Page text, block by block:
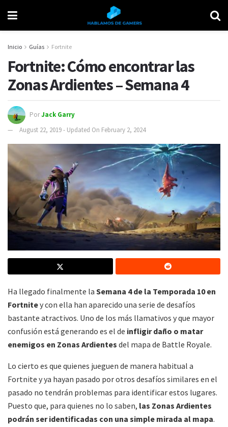
Inicio Guías Fortnite
Fortnite: Cómo encontrar las
Zonas Ardientes – Semana 4
PorJack Garry
August 22, 2019 - Updated On February 2, 2024
Ha llegado finalmente la Semana 4 de la Temporada 10 en
Fortnitey con ella han aparecido una serie de desafíos
bastante atractivos. Uno de los más llamativos y que mayor
confusión está generando es el de infligir daño o matar
enemigos en Zonas Ardientes del mapa de Battle Royale.
Lo cierto es que quienes jueguen de manera habitual a
Fortnite y ya hayan pasado por otros desafíos similares en el
pasado no tendrán problemas para identificar estos lugares.
Puesto que, para quienes no lo saben, las Zonas Ardientes
podrán ser identificadas con una simple mirada al mapa.